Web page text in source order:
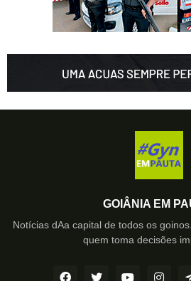
GOIÂNIA EM
Notícias dAa capital de todos os
quem toma decisões